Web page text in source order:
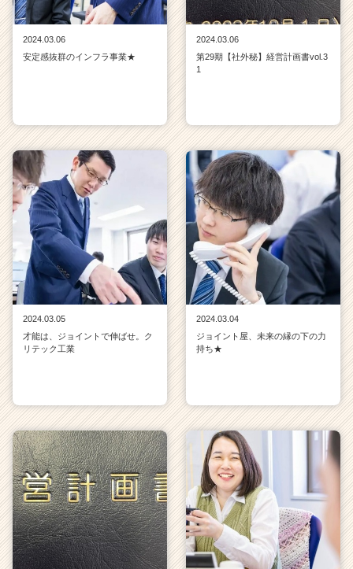
2024.03.06
安定感抜群のインフラ事業★
2024.03.06
第29期【社外秘】経営計画書vol.3
1
2024.03.05
才能は、ジョイントで伸ばせ。ク
リテック工業
2024.03.04
ジョイント屋、未来の縁の下の力
持ち★